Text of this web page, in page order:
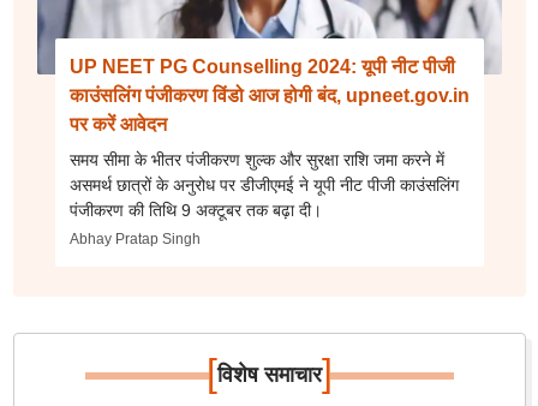
UP NEET PG Counselling 2024: यूपी नीट पीजी
काउंसलिंग पंजीकरण विंडो आज होगी बंद, upneet.gov.in
पर करें आवेदन
समय सीमा के भीतर पंजीकरण शुल्क और सुरक्षा राशि जमा करने में
असमर्थ छात्रों के अनुरोध पर डीजीएमई ने यूपी नीट पीजी काउंसलिंग
पंजीकरण की तिथि 9 अक्टूबर तक बढ़ा दी।
Abhay Pratap Singh
[विशेष समाचार]